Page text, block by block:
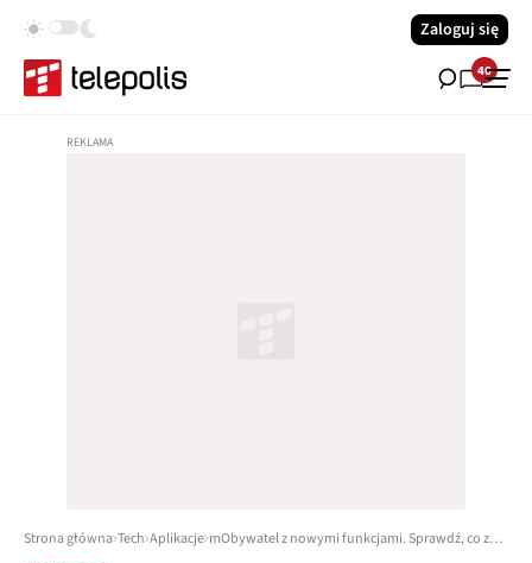
Zaloguj się
40
Strona główna Tech Aplikacje mObywatel z nowymi funkcjami. Sprawdź, co załatwisz w aplikacji